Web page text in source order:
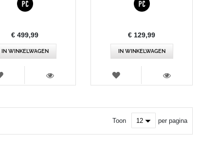
€ 499,99
IN WINKELWAGEN
VERLANGLIJST
WEERGEVEN
€ 129,99
IN WINKELWAGEN
VERLANGLIJST
WEERGEVEN
Toon per pagina